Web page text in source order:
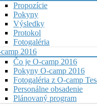
Propozície
Pokyny
Výsledky
Protokol
Fotogaléria
2016
Čo je O-camp 2016
Pokyny O-camp 2016
Fotogaléria z O-camp
Personálne obsadenie
Plánovaný program